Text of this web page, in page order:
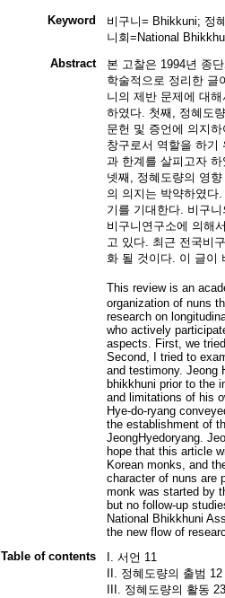
Keyword
비구니= Bhikkuni; 정
니회=National
Abstract
본 고찰은 1994년 종
학술적으로 정리한 글
니의 제반 문제에 대
하였다. 첫째, 정혜도
문헌 및 증언에 의지
창구로서 역할을 하기
과 한계를 살피고자
넷째, 정혜도량의 영
의 의지는 박약하였다
기를 기대한다. 비구
비구니연구소에 의해
고 있다. 최근 전국비
화 될 것이다. 이 글이
This review is an
organization of nuns
research on
who actively
aspects. First, we
Second, I tried to
and testimony. Jeong
bhikkhuni prior to the
and limitations of his
Hye-do-ryang
the establishment of
JeongHyedoryang.
hope that this article
Korean monks, and
character of nuns are
monk was started by
but no follow-up
National Bhikkhuni
the new flow of
Table of contents
I. 서언 11
II. 정혜도량의 출범 12
III. 정혜도량의 활동 23